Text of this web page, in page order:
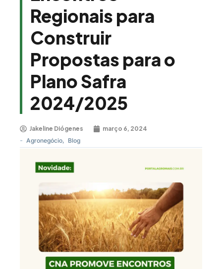
Regionais para
Construir
Propostas para o
Plano Safra
2024/2025
Jakeline Diógenes março 6, 2024
- Agronegócio, Blog